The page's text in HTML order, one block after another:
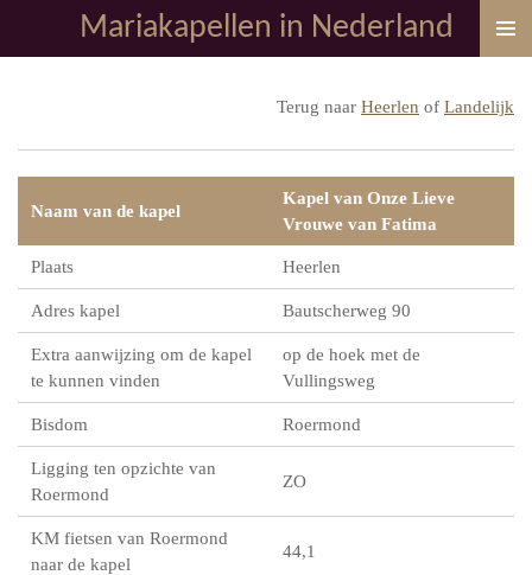
direct
Mariakapellen in Nederland
Terug naar Heerlen of Landelijk
Naam van de kapel
Kapel van Onze Lieve
Vrouwe van Fatima
Plaats Heerlen
Adres kapel Bautscherweg 90
Extra aanwijzing om de kapel
te kunnen vinden
op de hoek met de
Vullingsweg
Bisdom Roermond
Ligging ten opzichte van
Roermond
ZO
KM fietsen van Roermond
naar de kapel
44,1